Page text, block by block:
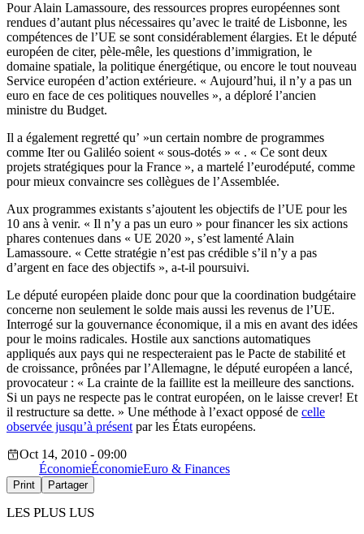
Pour Alain Lamassoure, des ressources propres européennes sont
rendues d’autant plus nécessaires qu’avec le traité de Lisbonne, les
compétences de l’UE se sont considérablement élargies. Et le député
européen de citer, pèle-mêle, les questions d’immigration, le
domaine spatiale, la politique énergétique, ou encore le tout nouveau
Service européen d’action extérieure. « Aujourd’hui, il n’y a pas un
euro en face de ces politiques nouvelles », a déploré l’ancien
ministre du Budget.
Il a également regretté qu’ »un certain nombre de programmes
comme Iter ou Galiléo soient « sous-dotés » « . « Ce sont deux
projets stratégiques pour la France », a martelé l’eurodéputé, comme
pour mieux convaincre ses collègues de l’Assemblée.
Aux programmes existants s’ajoutent les objectifs de l’UE pour les
10 ans à venir. « Il n’y a pas un euro » pour financer les six actions
phares contenues dans « UE 2020 », s’est lamenté Alain
Lamassoure. « Cette stratégie n’est pas crédible s’il n’y a pas
d’argent en face des objectifs », a-t-il poursuivi.
Le député européen plaide donc pour que la coordination budgétaire
concerne non seulement le solde mais aussi les revenus de l’UE.
Interrogé sur la gouvernance économique, il a mis en avant des idées
pour le moins radicales. Hostile aux sanctions automatiques
appliqués aux pays qui ne respecteraient pas le Pacte de stabilité et
de croissance, prônées par l’Allemagne, le député européen a lancé,
provocateur : « La crainte de la faillite est la meilleure des sanctions.
Si un pays ne respecte pas le contrat européen, on le laisse crever! Et
il restructure sa dette. » Une méthode à l’exact opposé de celle
observée jusqu’à présent par les États européens.
Oct 14, 2010 - 09:00
ÉconomieÉconomieEuro & Finances
Print Partager
LES PLUS LUS